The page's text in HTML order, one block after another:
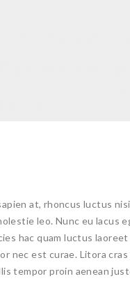
at, rhoncus luctus
leo. Nunc eu lacus
hac quam luctus
nec est curae. Litora
tempor proin aenean